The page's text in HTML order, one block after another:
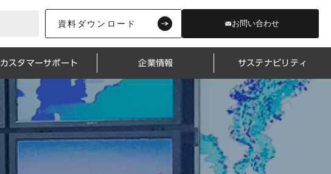
資料ダウンロード お問い合わせ
カスタマーサポート 企業情報 サステナビリティ